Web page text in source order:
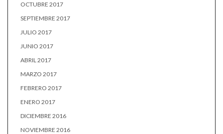
OCTUBRE 2017
SEPTIEMBRE 2017
JULIO 2017
JUNIO 2017
ABRIL 2017
MARZO 2017
FEBRERO 2017
ENERO 2017
DICIEMBRE 2016
NOVIEMBRE 2016